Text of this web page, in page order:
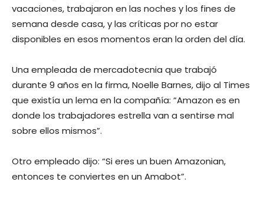
vacaciones, trabajaron en las noches y los fines de
semana desde casa, y las críticas por no estar
disponibles en esos momentos eran la orden del día.
Una empleada de mercadotecnia que trabajó
durante 9 años en la firma, Noelle Barnes, dijo al Times
que existía un lema en la compañía: “Amazon es en
donde los trabajadores estrella van a sentirse mal
sobre ellos mismos”.
Otro empleado dijo: “Si eres un buen Amazonian,
entonces te conviertes en un Amabot”.